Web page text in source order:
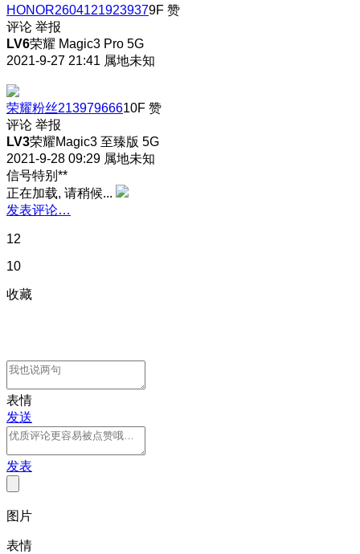
HONOR26041219239379F 赞
评论 举报
LV6荣耀 Magic3 Pro 5G
2021-9-27 21:41 属地未知
荣耀粉丝21397966610F 赞
评论 举报
LV3荣耀Magic3 至臻版 5G
2021-9-28 09:29 属地未知
信号特别**
正在加载, 请稍候...
发表评论…
12
10
收藏
表情
发送
发表
图片
表情